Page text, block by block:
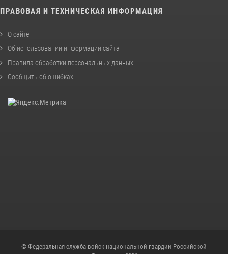
ПРАВОВАЯ И ТЕХНИЧЕСКАЯ ИНФОРМАЦИЯ
О сайте
Об использовании информации сайта
Правила обработки персональных данных
Сообщить об ошибках
© Федеральная служба войск национальной гвардии Российской